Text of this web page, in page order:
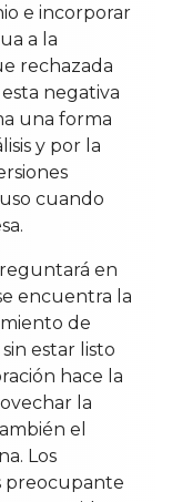
e incorporar
a la
rechazada
negativa
una forma
y por la
cuando
en
encuentra la
de
estar listo
hace la
la
el
Los
preocupante